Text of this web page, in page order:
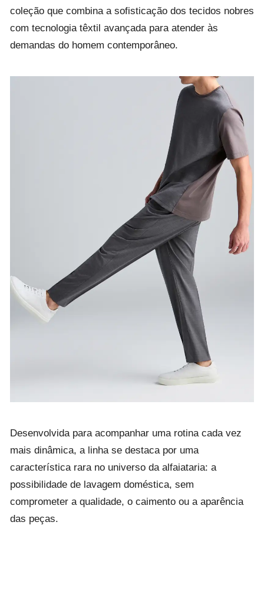
coleção que combina a sofisticação dos tecidos nobres
com tecnologia têxtil avançada para atender às
demandas do homem contemporâneo.
Desenvolvida para acompanhar uma rotina cada vez
mais dinâmica, a linha se destaca por uma
característica rara no universo da alfaiataria: a
possibilidade de lavagem doméstica, sem
comprometer a qualidade, o caimento ou a aparência
das peças.